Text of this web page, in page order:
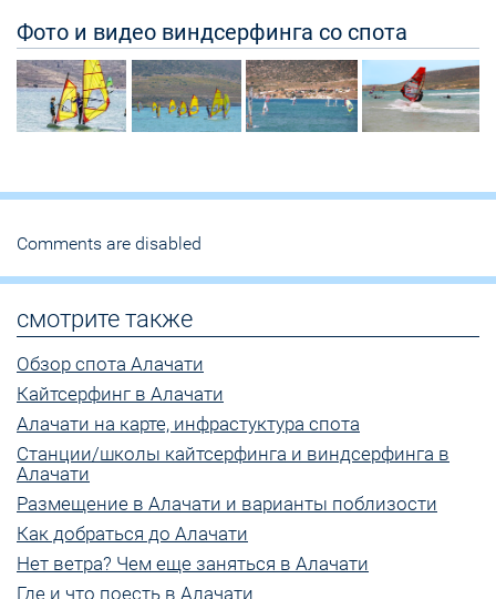
Фото и видео виндсерфинга со спота
Comments are disabled
смотрите также
Обзор спота Алачати
Кайтсерфинг в Алачати
Алачати на карте, инфрастуктура спота
Станции/школы кайтсерфинга и виндсерфинга в
Алачати
Размещение в Алачати и варианты поблизости
Как добраться до Алачати
Нет ветра? Чем еще заняться в Алачати
Где и что поесть в Алачати